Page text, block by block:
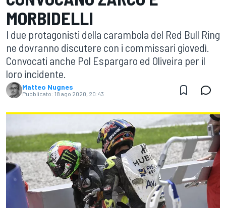
MORBIDELLI
I due protagonisti della carambola del Red Bull Ring
ne dovranno discutere con i commissari giovedì.
Convocati anche Pol Espargaro ed Oliveira per il
loro incidente.
Matteo Nugnes
Pubblicato: 18 ago 2020, 20:43